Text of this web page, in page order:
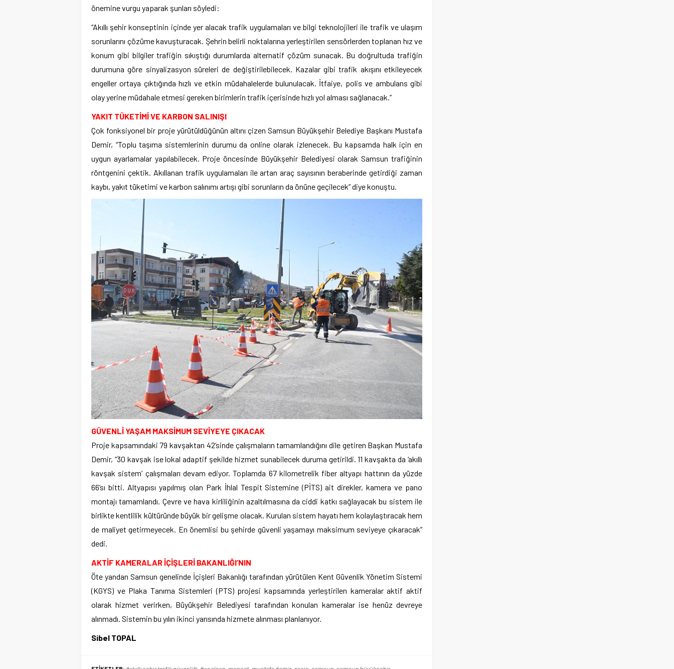
önemine vurgu yaparak şunları söyledi:
“Akıllı şehir konseptinin içinde yer alacak trafik uygulamaları ve bilgi teknolojileri ile trafik ve ulaşım
sorunlarını çözüme kavuşturacak. Şehrin belirli noktalarına yerleştirilen sensörlerden toplanan hız ve
konum gibi bilgiler trafiğin sıkıştığı durumlarda alternatif çözüm sunacak. Bu doğrultuda trafiğin
durumuna göre sinyalizasyon süreleri de değiştirilebilecek. Kazalar gibi trafik akışını etkileyecek
engeller ortaya çıktığında hızlı ve etkin müdahalelerde bulunulacak. İtfaiye, polis ve ambulans gibi
olay yerine müdahale etmesi gereken birimlerin trafik içerisinde hızlı yol alması sağlanacak.”
YAKIT TÜKETİMİ VE KARBON SALINIŞI
Çok fonksiyonel bir proje yürütüldüğünün altını çizen Samsun Büyükşehir Belediye Başkanı Mustafa
Demir, “Toplu taşıma sistemlerinin durumu da online olarak izlenecek. Bu kapsamda halk için en
uygun ayarlamalar yapılabilecek. Proje öncesinde Büyükşehir Belediyesi olarak Samsun trafiğinin
röntgenini çektik. Akıllanan trafik uygulamaları ile artan araç sayısının beraberinde getirdiği zaman
kaybı, yakıt tüketimi ve karbon salınımı artışı gibi sorunların da önüne geçilecek” diye konuştu.
GÜVENLİ YAŞAM MAKSİMUM SEVİYEYE ÇIKACAK
Proje kapsamındaki 79 kavşaktan 42’sinde çalışmaların tamamlandığını dile getiren Başkan Mustafa
Demir, “30 kavşak ise lokal adaptif şekilde hizmet sunabilecek duruma getirildi. 11 kavşakta da ‘akıllı
kavşak sistem’ çalışmaları devam ediyor. Toplamda 67 kilometrelik fiber altyapı hattının da yüzde
66’sı bitti. Altyapısı yapılmış olan Park İhlal Tespit Sistemine (PİTS) ait direkler, kamera ve pano
montajı tamamlandı. Çevre ve hava kirliliğinin azaltılmasına da ciddi katkı sağlayacak bu sistem ile
birlikte kentlilik kültüründe büyük bir gelişme olacak. Kurulan sistem hayatı hem kolaylaştıracak hem
de maliyet getirmeyecek. En önemlisi bu şehirde güvenli yaşamayı maksimum seviyeye çıkaracak”
dedi.
AKTİF KAMERALAR İÇİŞLERİ BAKANLIĞI’NIN
Öte yandan Samsun genelinde İçişleri Bakanlığı tarafından yürütülen Kent Güvenlik Yönetim Sistemi
(KGYS) ve Plaka Tanıma Sistemleri (PTS) projesi kapsamında yerleştirilen kameralar aktif aktif
olarak hizmet verirken, Büyükşehir Belediyesi tarafından konulan kameralar ise henüz devreye
alınmadı. Sistemin bu yılın ikinci yarısında hizmete alınması planlanıyor.
Sibel TOPAL